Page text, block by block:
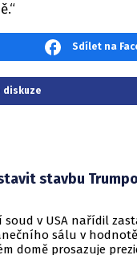
Sdílet na
diskuze
stavbu
soud v USA nařídil
sálu v
domě prosazuje